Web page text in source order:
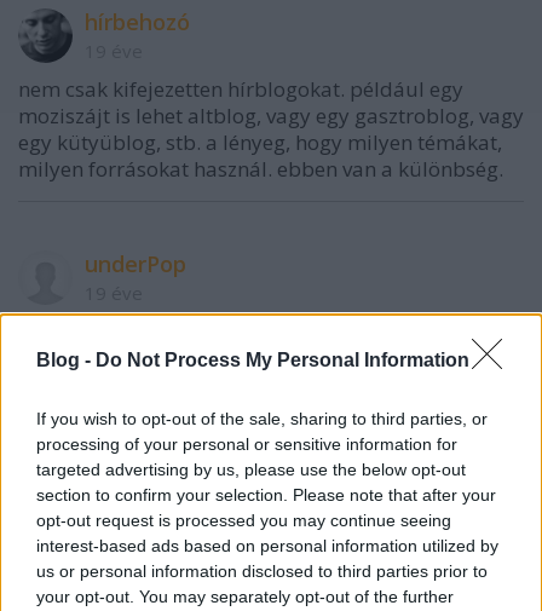
Blog - Do Not Process My Personal Information
If you wish to opt-out of the sale, sharing to third parties, or
processing of your personal or sensitive information for
targeted advertising by us, please use the below opt-out
section to confirm your selection. Please note that after your
opt-out request is processed you may continue seeing
interest-based ads based on personal information utilized by
us or personal information disclosed to third parties prior to
your opt-out. You may separately opt-out of the further
hírbehozó
nem csak kifejezetten hírblogokat. például egy
moziszájt is lehet altblog, vagy egy gasztroblog, vagy
egy kütyüblog, stb. a lényeg, hogy milyen témákat,
milyen forrásokat használ. ebben van a különbség.
underPop
Benjamin
19 éve
Pazar cuccok:www.pto.hu/
poTomek